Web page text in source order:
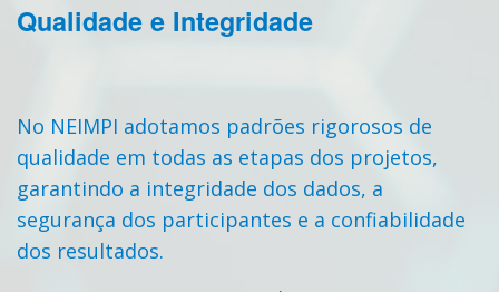
Qualidade e Integridade
No NEIMPI adotamos padrões rigorosos de
qualidade em todas as etapas dos projetos,
garantindo a integridade dos dados, a
segurança dos participantes e a confiabilidade
dos resultados.